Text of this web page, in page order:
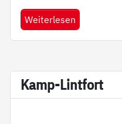
Weiterlesen
Kamp-Lint­fort